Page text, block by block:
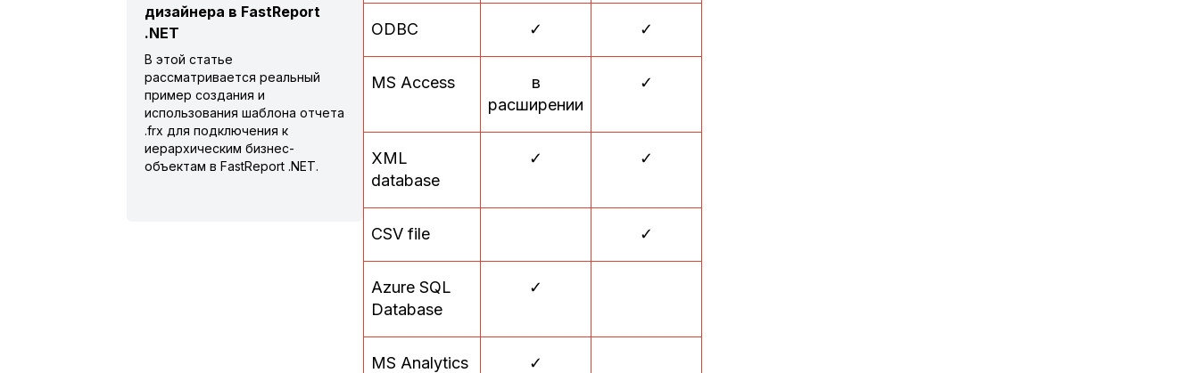
ODBC ✓ ✓
MS Access
в
расширении
✓
XML
database
✓ ✓
CSV file ✓
Azure SQL
Database
✓
MS Analytics
✓
дизайнера в FastReport
.NET
В этой статье
рассматривается реальный
пример создания и
использования шаблона отчета
.frx для подключения к
иерархическим бизнес-
объектам в FastReport .NET.